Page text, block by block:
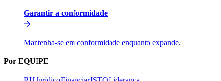
Garantir a conformidade​​
Mantenha-se em conformidade enquanto expande.​​
Por EQUIPE​​